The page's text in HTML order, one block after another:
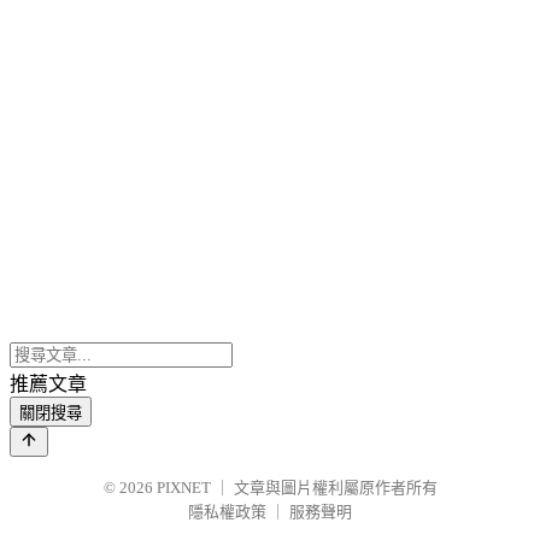
推薦文章
關閉搜尋
© 2026 PIXNET
文章與圖片權利屬原作者所有
隱私權政策
服務聲明